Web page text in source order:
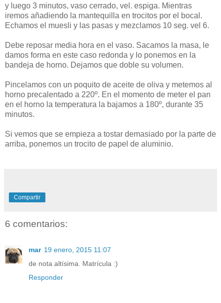
y luego 3 minutos, vaso cerrado, vel. espiga. Mientras
iremos añadiendo la mantequilla en trocitos por el bocal.
Echamos el muesli y las pasas y mezclamos 10 seg. vel 6.
Debe reposar media hora en el vaso. Sacamos la masa, le
damos forma en este caso redonda y lo ponemos en la
bandeja de horno. Dejamos que doble su volumen.
Pincelamos con un poquito de aceite de oliva y metemos al
horno precalentado a 220º. En el momento de meter el pan
en el horno la temperatura la bajamos a 180º, durante 35
minutos.
Si vemos que se empieza a tostar demasiado por la parte de
arriba, ponemos un trocito de papel de aluminio.
Compartir
6 comentarios:
mar 19 enero, 2015 11:07
de nota altísima. Matrícula :)
Responder